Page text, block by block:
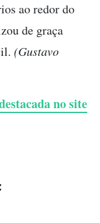
ao redor do
de graça
(Gustavo
no site